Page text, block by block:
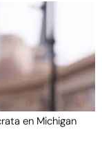
en Michigan